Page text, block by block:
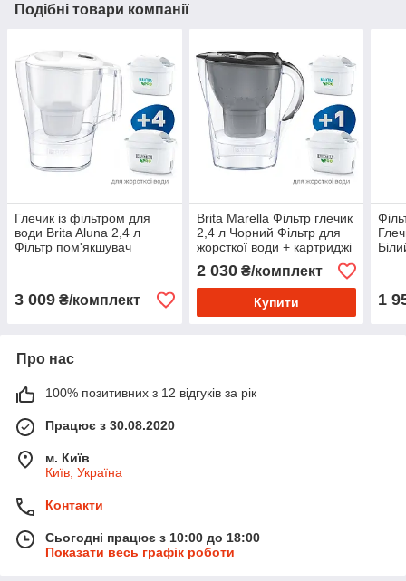
Подібні товари компанії
Глечик із фільтром для
води Brita Aluna 2,4 л
Фільтр пом'якшувач
3 009 ₴/комплект
Brita Marella Фільтр глечик
2,4 л Чорний Фільтр для
жорсткої води + картриджі
2 шт
2 030₴/комплект
Купити 1
Про нас
100% позитивних з 12 відгуків за рік
Працює з 30.08.2020
м. Київ
Київ, Україна
Контакти
Сьогодні працює з 10:00 до 18:00
Показати весь графік роботи